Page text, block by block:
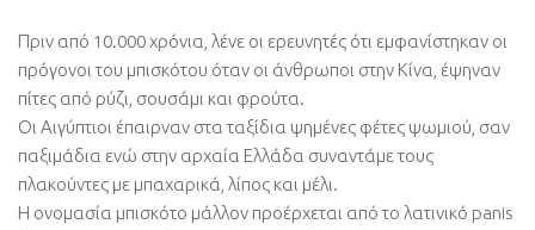
Πριν από 10.000 χρόνια, λένε οι ερευνητές ότι εμφανίστηκαν οι
πρόγονοι του μπισκότου όταν οι άνθρωποι στην Κίνα, έψηναν
πίτες από ρύζι, σουσάμι και φρούτα.
Οι Αιγύπτιοι έπαιρναν στα ταξίδια ψημένες φέτες ψωμιού, σαν
παξιμάδια ενώ στην αρχαία Ελλάδα συναντάμε τους
πλακούντες με μπαχαρικά, λίπος και μέλι.
Η ονομασία μπισκότο μάλλον προέρχεται από το λατινικό panis